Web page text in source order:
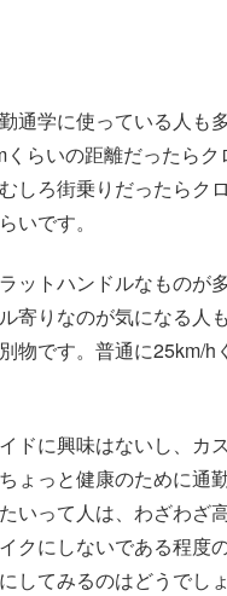
通学に使っている人も
らいの距離だったら
しろ街乗りだったらク
いです。
ットハンドルなものが
寄りなのが気になる人
物です。普通に25km/h
ドに興味はないし、カ
ょっと健康のために通
いって人は、わざわざ
クにしないである程度
してみるのはどうでしょ